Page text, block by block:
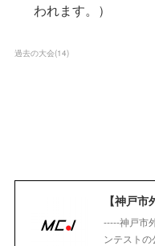
われます。）
過去の大会(14)
-----神戸市
ンテスト